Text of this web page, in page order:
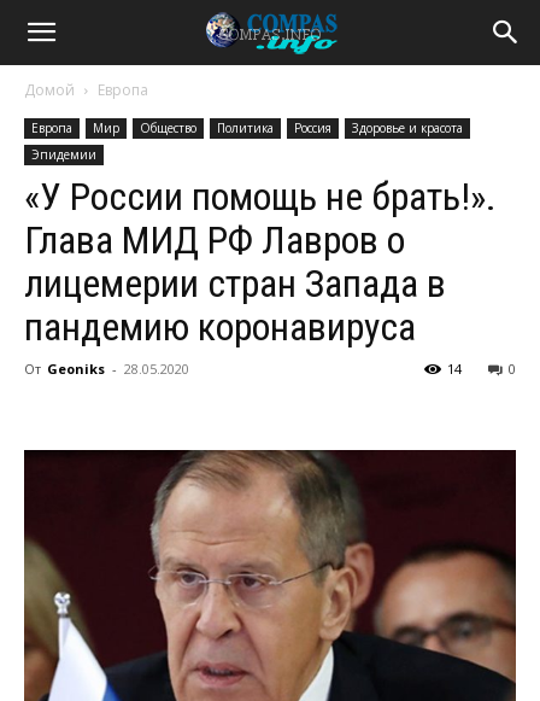
Домой Европа
Европа Мир Общество Политика Россия
Здоровье и красота
Эпидемии
«У России помощь не брать!».
Глава МИД РФ Лавров о
лицемерии стран Запада в
пандемию коронавируса
От Geoniks - 28.05.2020 0
14